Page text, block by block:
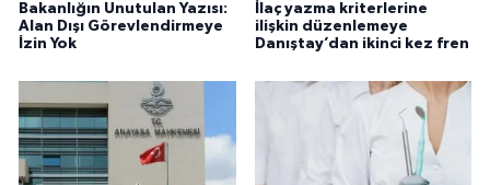
Bakanlığın Unutulan Yazısı:
Alan Dışı Görevlendirmeye
İzin Yok
İlaç yazma kriterlerine
ilişkin düzenlemeye
Danıştay’dan ikinci kez fren